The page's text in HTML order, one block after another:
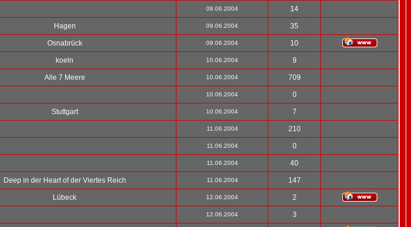
09.06.2004 14
Hagen 09.06.2004 35
Osnabrück 09.06.2004 10
koeln 10.06.2004 9
Alle 7 Meere 10.06.2004 709
10.06.2004 0
Stuttgart 10.06.2004 7
11.06.2004 210
11.06.2004 0
11.06.2004 40
Deep in der Heart of der Viertes Reich 11.06.2004 147
Lübeck 12.06.2004 2
12.06.2004 3